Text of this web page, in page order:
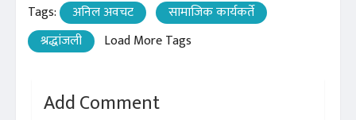
Tags: अनिल अवचट
सामाजिक कार्यकर्ते
श्रद्धांजली
Load More Tags
Add Comment